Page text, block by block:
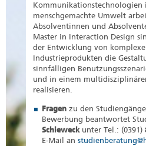
Kommunikationstechnologien
menschgemachte Umwelt
Absolventinnen und
Master in Interaction Design
der Entwicklung von
Industrieprodukten die
sinnfälligen
und in einem
realisieren.
Fragen zu den
Bewerbung beantwortet
Schieweckunter Tel.: (0391)
E-Mail an